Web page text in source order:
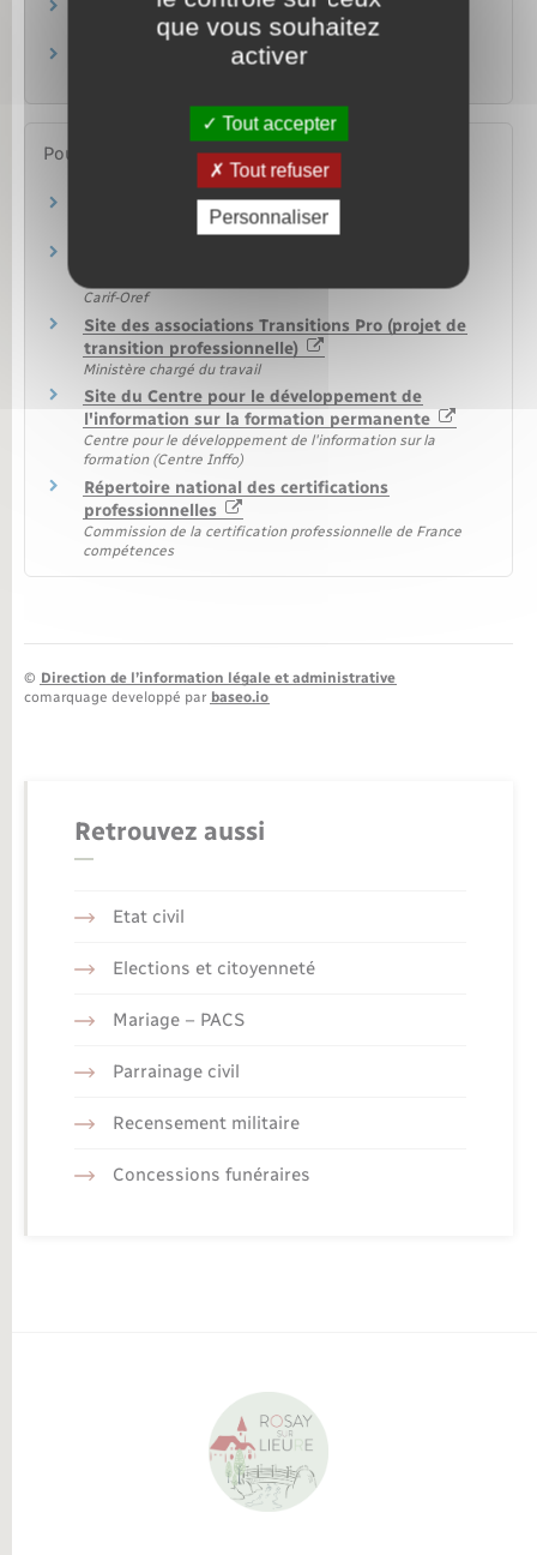
Formation des personnes handicapées
Travail – Formation
Validation des acquis de l'expérience (VAE)
Pour en savoir plus
Formation des salariés
Ministère chargé du travail
Carif-Oref
Site des associations Transitions Pro (projet de
transition professionnelle)
Ministère chargé du travail
Site du Centre pour le développement de
l'information sur la formation permanente
Centre pour le développement de l'information sur la
formation (Centre Inffo)
Répertoire national des certifications
professionnelles
Commission de la certification professionnelle de France
compétences
© Direction de l’information légale et administrative
comarquage developpé par baseo.io
Retrouvez aussi
Etat civil
Elections et citoyenneté
Mariage – PACS
Parrainage civil
Recensement militaire
Concessions funéraires
que vous souhaitez
activer
Tout accepter
Tout refuser
Personnaliser